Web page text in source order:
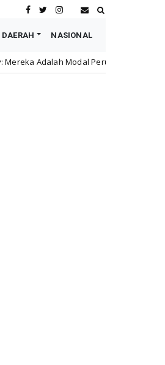
DAERAH NASIONAL
honda Astra Motor